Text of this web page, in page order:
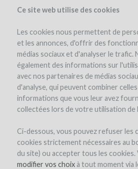
Ce site web utilise des cookies
Les cookies nous permettent de
et les annonces, d'offrir des
médias sociaux et d'analyser le trafic.
également des informations sur
avec nos partenaires de médias
d'analyse, qui peuvent combiner
informations que vous leur avez
collectées lors de votre utilisation de
Ci-dessous, vous pouvez refuser les
cookies strictement nécessaires au
du site) ou accepter tous les
modifier vos choixà tout moment via
LOGIN